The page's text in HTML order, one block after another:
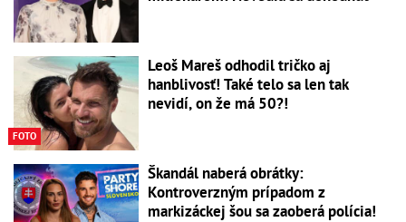
FOTO
Leoš Mareš odhodil tričko aj
hanblivosť! Také telo sa len tak
nevidí, on že má 50?!
Škandál naberá obrátky:
Kontroverzným prípadom z
markizáckej šou sa zaoberá polícia!